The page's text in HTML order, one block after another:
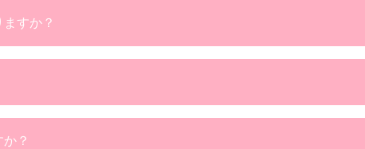
すか？
？